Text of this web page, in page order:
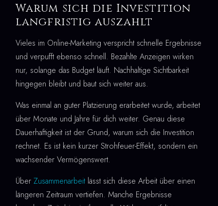
Warum sich die Investition
langfristig auszahlt
Vieles im Online-Marketing verspricht schnelle Ergebnisse
und verpufft ebenso schnell. Bezahlte Anzeigen wirken
nur, solange das Budget läuft. Nachhaltige Sichtbarkeit
hingegen bleibt und baut sich weiter aus.
Was einmal an guter Platzierung erarbeitet wurde, arbeitet
über Monate und Jahre für dich weiter. Genau diese
Dauerhaftigkeit ist der Grund, warum sich die Investition
rechnet. Es ist kein kurzer Strohfeuer-Effekt, sondern ein
wachsender Vermögenswert.
Über Zusammenarbeit lässt sich diese Arbeit über einen
längeren Zeitraum vertiefen. Manche Ergebnisse